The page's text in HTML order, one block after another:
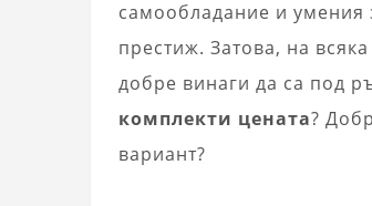
самообладание и умения
престиж. Затова, на
добре винаги да са под
комплекти цената?
вариант?